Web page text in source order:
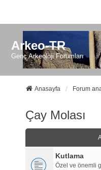
Arkeo-TR
Genç Arkeoloji Forumları
Anasayfa
Çay Molası
Kutlama
Özel ve önemli